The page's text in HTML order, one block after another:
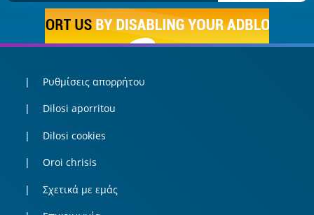
Ρυθμίσεις απορρήτου
Dilosi aporritou
Dilosi cookies
Oroi chrisis
Σχετικά με εμάς